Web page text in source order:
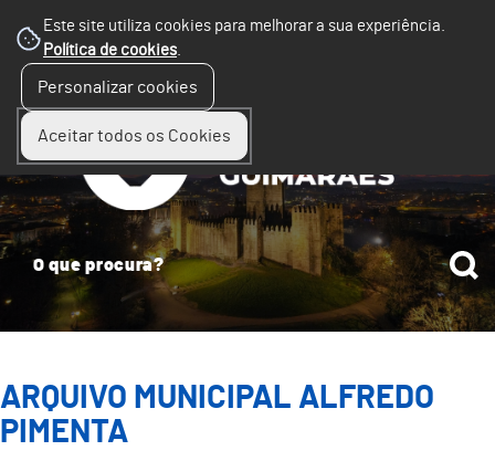
Este site utiliza cookies para melhorar a sua experiência.
Política de cookies.
Personalizar cookies
Aceitar todos os Cookies
ARQUIVO MUNICIPAL ALFREDO
PIMENTA